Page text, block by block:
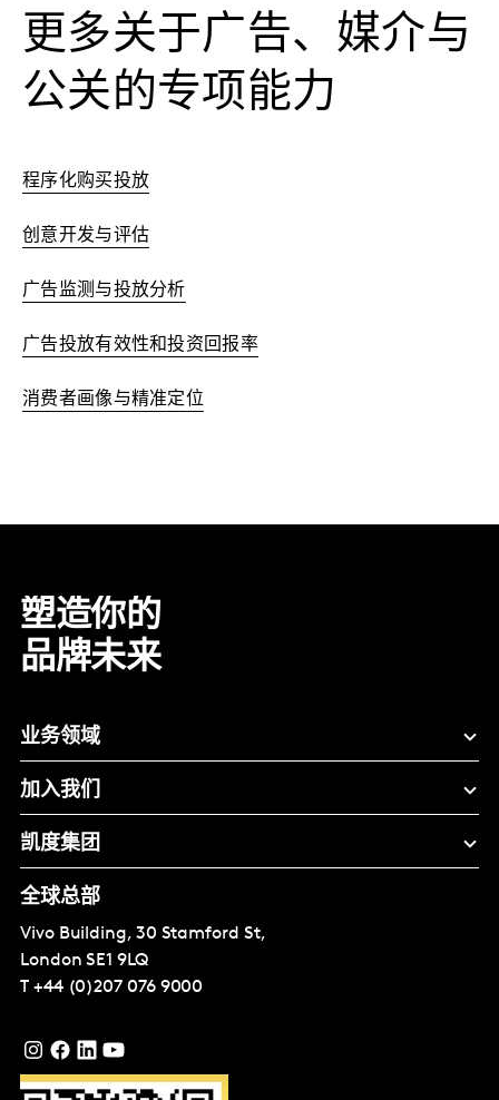
更多关于广告、媒介与
公关的专项能力
程序化购买投放
创意开发与评估
广告监测与投放分析
广告投放有效性和投资回报率
消费者画像与精准定位
塑造你的
品牌未来
业务领域
加入我们
凯度集团
全球总部
Vivo Building, 30 Stamford St,
London SE1 9LQ
T +44 (0)207 076 9000